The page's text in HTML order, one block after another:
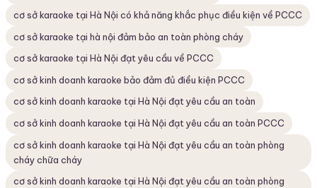
cơ sở karaoke tại Hà Nội có khả năng khắc phục điều kiện về PCCC
cơ sở karaoke tại hà nội đảm bảo an toàn phòng cháy
cơ sở karaoke tại Hà Nội đạt yêu cầu về PCCC
cơ sở kinh doanh karaoke bảo đảm đủ điều kiện PCCC
cơ sở kinh doanh karaoke tại Hà Nội đạt yêu cầu an toàn
cơ sở kinh doanh karaoke tại Hà Nội đạt yêu cầu an toàn PCCC
cơ sở kinh doanh karaoke tại Hà Nội đạt yêu cầu an toàn phòng
cháy chữa cháy
cơ sở kinh doanh karaoke tại Hà Nội đạt yêu cầu an toàn phòng